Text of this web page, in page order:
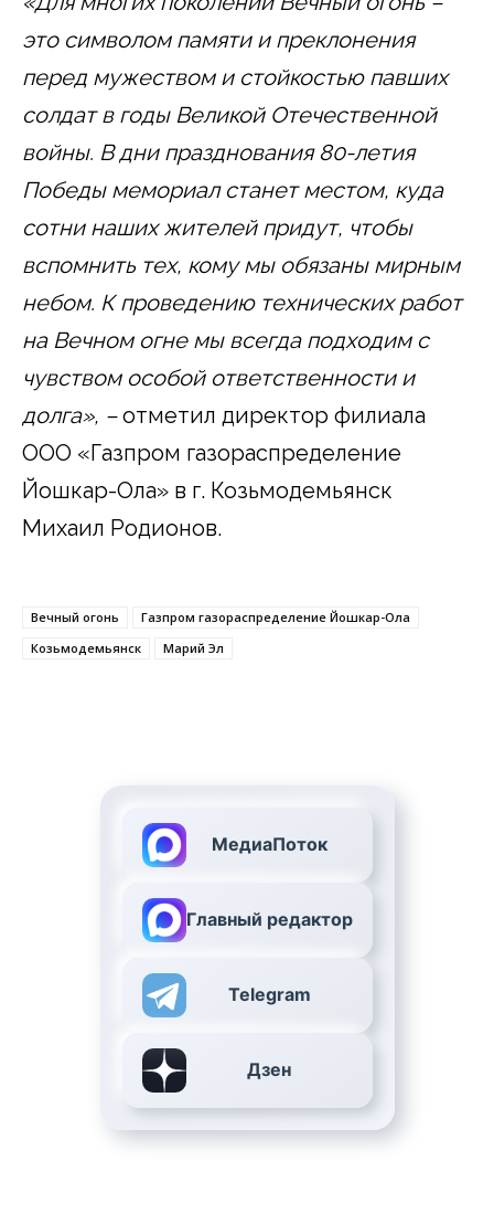
это символом памяти и преклонения
перед мужеством и стойкостью павших
солдат в годы Великой Отечественной
войны. В дни празднования 80-летия
Победы мемориал станет местом, куда
сотни наших жителей придут, чтобы
вспомнить тех, кому мы обязаны мирным
небом. К проведению технических работ
на Вечном огне мы всегда подходим с
чувством особой ответственности и
долга», –отметил директор филиала
ООО «Газпром газораспределение
Йошкар-Ола» в г. Козьмодемьянск
Михаил Родионов.
Вечный огонь
Газпром газораспределение Йошкар-Ола
Козьмодемьянск
Марий Эл
МедиаПоток
Главный редактор
Telegram
Дзен